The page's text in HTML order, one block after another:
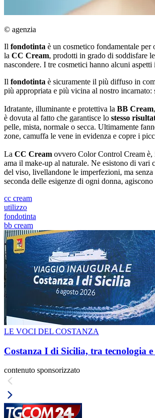
© agenzia
Il fondotinta è un cosmetico fondamentale
la CC Cream, prodotti in grado di soddisfare
nascondere. I tre cosmetici hanno alcuni
Il fondotinta è sicuramente il più diffuso in
più appropriata e più vicina al nostro
Idratante, illuminante e protettiva la BB Cream
è dovuta al fatto che garantisce lo stesso
pelle, mista, normale o secca. Ultimamente
zone, camuffa le vene in evidenza e copre i
La CC Cream ovvero Color Control Cream
ama il make-up al naturale. Ne esistono di vari
del viso, livellandone le imperfezioni, ma
seconda delle esigenze di ogni donna,
cc cream
utilizzo
fondotinta
bb cream
LE VOCI DEL COSTANZA
Costanza I di Sicilia, tra tecnologia
contenuto sponsorizzato